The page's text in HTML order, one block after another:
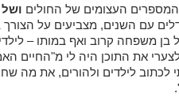
העצומים של החולים
עם השנים, מצביעים על
בן משפחה קרוב ואף במותו –
את התוכן היה לי מ"החיים
לילדים ולהורים, את מה